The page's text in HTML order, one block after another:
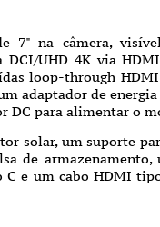
7" na câmera,
DCI/UHD 4K via
loop-through
adaptador de
DC para alimentar o
solar, um suporte
de armazenamento,
e um cabo HDMI